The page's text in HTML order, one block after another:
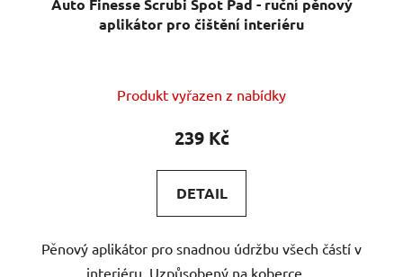
Auto Finesse Scrubi Spot Pad - ruční pěnový
aplikátor pro čištění interiéru
Produkt vyřazen z nabídky
239 Kč
DETAIL
Pěnový aplikátor pro snadnou údržbu všech částí v
interiéru. Uzpůsobený na koberce,...